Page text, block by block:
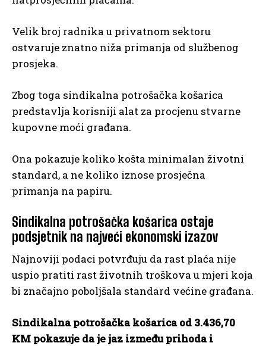
Velik broj radnika u privatnom sektoru
ostvaruje znatno niža primanja od službenog
prosjeka.
Zbog toga sindikalna potrošačka košarica
predstavlja korisniji alat za procjenu stvarne
kupovne moći građana.
Ona pokazuje koliko košta minimalan životni
standard, a ne koliko iznose prosječna
primanja na papiru.
Sindikalna potrošačka košarica ostaje
podsjetnik na najveći ekonomski izazov
Najnoviji podaci potvrđuju da rast plaća nije
uspio pratiti rast životnih troškova u mjeri koja
bi značajno poboljšala standard većine građana.
Sindikalna potrošačka košarica od 3.436,70
KM pokazuje da je jaz između prihoda i